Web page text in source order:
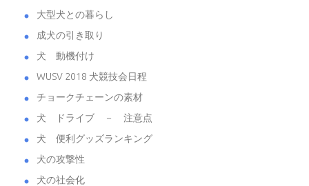
大型犬との暮らし
成犬の引き取り
犬 動機付け
WUSV 2018 犬競技会日程
チョークチェーンの素材
犬 ドライブ － 注意点
犬 便利グッズランキング
犬の攻撃性
犬の社会化